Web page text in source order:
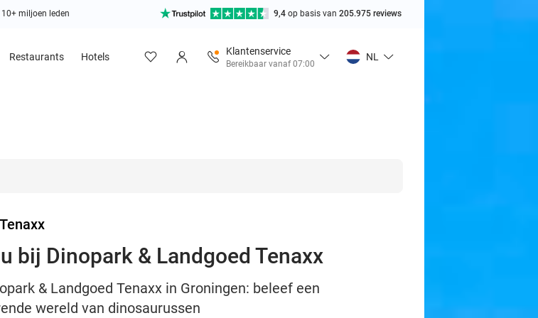
10+ miljoen leden 9,4 op basis van 205.975 reviews
Restaurants Hotels
Klantenservice
Bereikbaar vanaf 07:00
NL
bij Dinopark & Landgoed Tenaxx
& Landgoed Tenaxx in Groningen: beleef een
wereld van dinosaurussen